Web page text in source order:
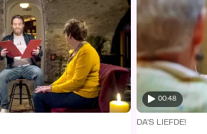
00:48
DA'S LIEFDE!